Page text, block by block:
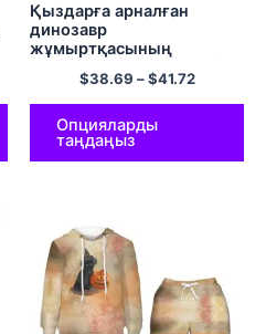
Қыздарға арналған
динозавр
жұмыртқасының
капюшоны бар свиттері
$38.69 –$41.72
Опцияларды
таңдаңыз